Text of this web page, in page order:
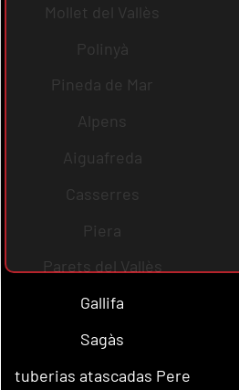
Mollet del Vallès
Polinyà
Pineda de Mar
Alpens
Aiguafreda
Casserres
Piera
Parets del Vallès
Gallifa
Sagàs
tuberias atascadas Pere